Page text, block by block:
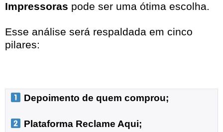
Impressoras pode ser uma ótima escolha.
Esse análise será respaldada em cinco
pilares:
Depoimento de quem comprou;
Plataforma Reclame Aqui;